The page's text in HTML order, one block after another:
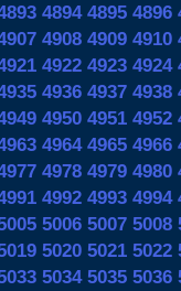
4894 4895 4896
4908 4909 4910
4922 4923 4924
4936 4937 4938
4950 4951 4952
4964 4965 4966
4978 4979 4980
4992 4993 4994
5006 5007 5008
5020 5021 5022
5034 5035 5036